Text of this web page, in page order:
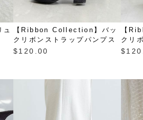
【Ribbon Collection】バッ
クリボンストラップパンプス
$‌120.00
【
クリ